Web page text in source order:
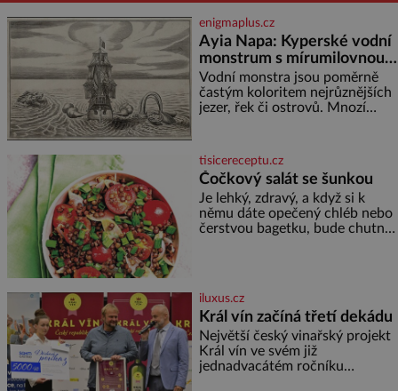
enigmaplus.cz
Ayia Napa: Kyperské vodní
monstrum s mírumilovnou
povahou
Vodní monstra jsou poměrně
častým koloritem nejrůznějších
jezer, řek či ostrovů. Mnozí
přitáhnout k němu pozornost
záhadám nakloněných turi
tisicereceptu.cz
Čočkový salát se šunkou
Je lehký, zdravý, a když si k
němu dáte opečený chléb nebo
čerstvou bagetku, bude chutnat
iluxus.cz
Král vín začíná třetí dekádu
Největší český vinařský projekt
Král vín ve svém již
jednadvacátém ročníku